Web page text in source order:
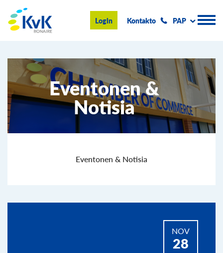
KvK Bonaire
Login Kontakto PAP
Registro Komersial
Konseho i informashon
Hasi negoshi na Boneiru
Eventonen &
Notisia
Eventonen & Notisia
NOV
28